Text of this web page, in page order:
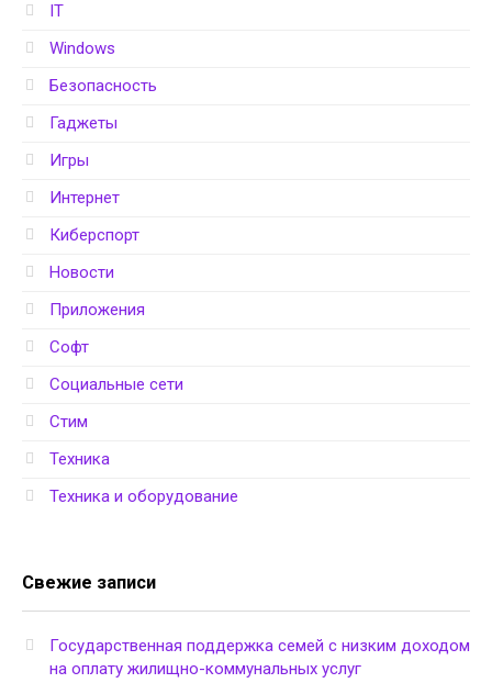
IT
Windows
Безопасность
Гаджеты
Игры
Интернет
Киберспорт
Новости
Приложения
Софт
Социальные сети
Стим
Техника
Техника и оборудование
Свежие записи
Государственная поддержка семей с низким доходом
на оплату жилищно-коммунальных услуг